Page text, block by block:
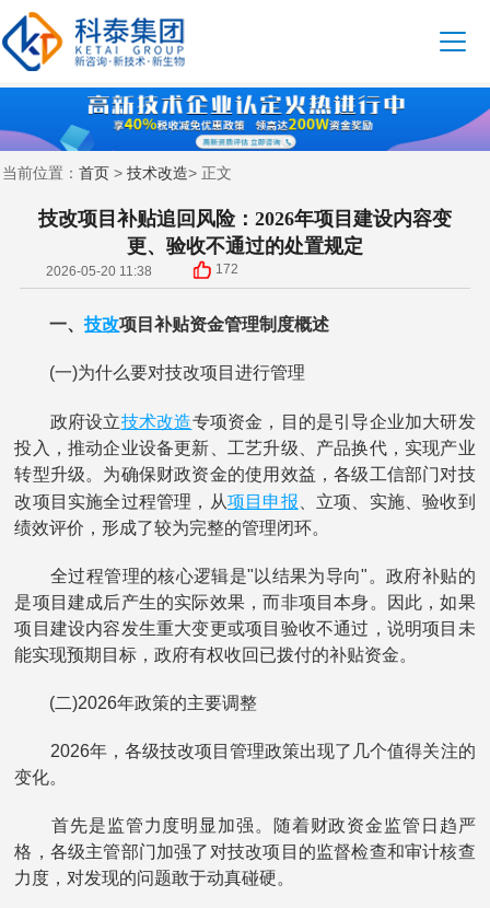
当前位置： 首页 > 技术改造> 正文
技改项目补贴追回风险：2026年项目建设内容变
更、验收不通过的处置规定
2026-05-20 11:38 172
一、技改项目补贴资金管理制度概述
(一)为什么要对技改项目进行管理
政府设立技术改造专项资金，目的是引导企业加大研发
投入，推动企业设备更新、工艺升级、产品换代，实现产业
转型升级。为确保财政资金的使用效益，各级工信部门对技
改项目实施全过程管理，从项目申报 、立项、实施、验收到
绩效评价，形成了较为完整的管理闭环。
全过程管理的核心逻辑是"以结果为导向"。政府补贴的
是项目建成后产生的实际效果，而非项目本身。因此，如果
项目建设内容发生重大变更或项目验收不通过，说明项目未
能实现预期目标，政府有权收回已拨付的补贴资金。
(二)2026年政策的主要调整
2026年，各级技改项目管理政策出现了几个值得关注的
变化。
首先是监管力度明显加强。随着财政资金监管日趋严
格，各级主管部门加强了对技改项目的监督检查和审计核查
力度，对发现的问题敢于动真碰硬。